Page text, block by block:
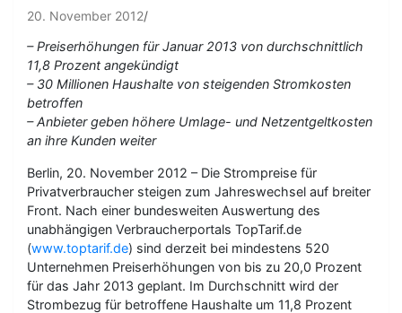
20. November 2012
– Preiserhöhungen für Januar 2013 von durchschnittlich
11,8 Prozent angekündigt
– 30 Millionen Haushalte von steigenden Stromkosten
betroffen
– Anbieter geben höhere Umlage- und Netzentgeltkosten
an ihre Kunden weiter
Berlin, 20. November 2012 – Die Strompreise für
Privatverbraucher steigen zum Jahreswechsel auf breiter
Front. Nach einer bundesweiten Auswertung des
unabhängigen Verbraucherportals TopTarif.de
(www.toptarif.de) sind derzeit bei mindestens 520
Unternehmen Preiserhöhungen von bis zu 20,0 Prozent
für das Jahr 2013 geplant. Im Durchschnitt wird der
Strombezug für betroffene Haushalte um 11,8 Prozent